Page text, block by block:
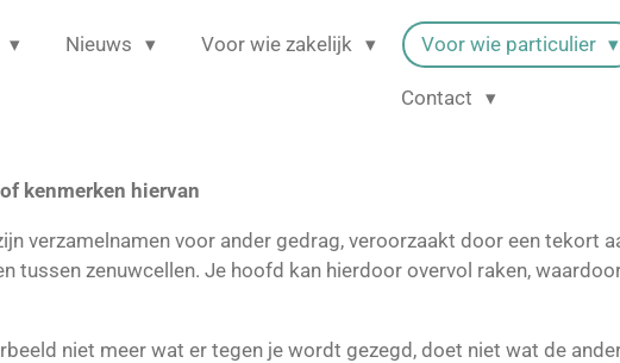
Nieuws Voor wie zakelijk Voor wie particulier
Contact
kenmerken hiervan
verzamelnamen voor ander gedrag, veroorzaakt door een tekort
tussen zenuwcellen. Je hoofd kan hierdoor overvol raken,
niet meer wat er tegen je wordt gezegd, doet niet wat de